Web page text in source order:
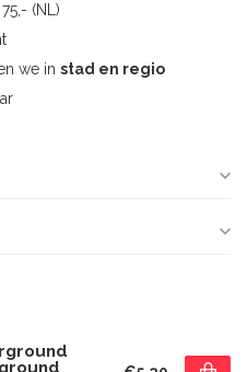
(NL)
we in stad en regio